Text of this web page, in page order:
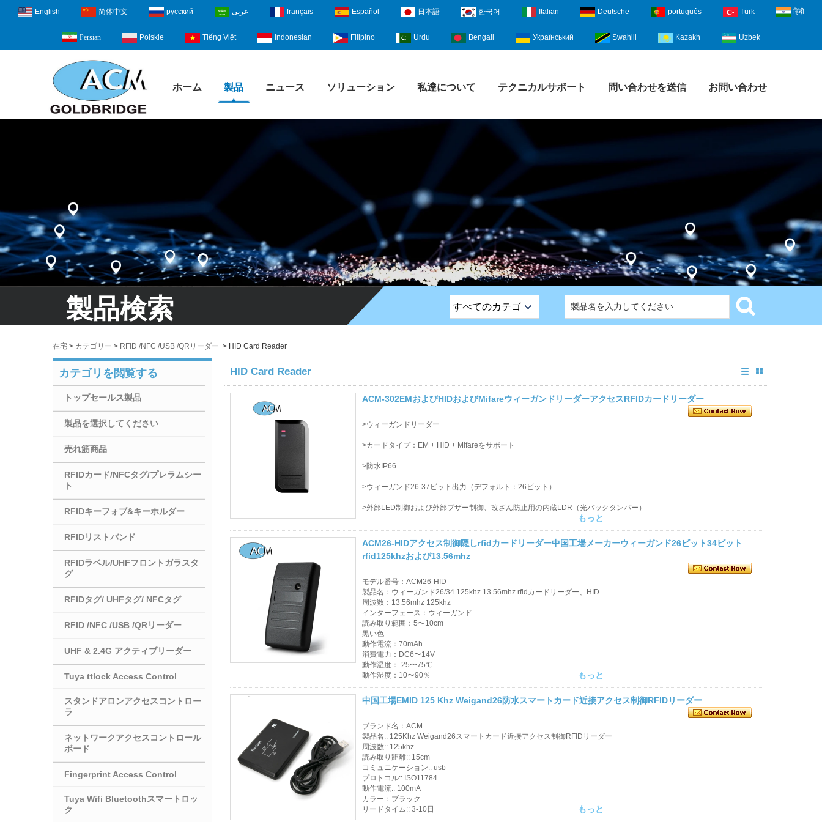
English 简体中文 русский عربى français Español 日本語 한국어 Italian Deutsche português Türk हिंदी
Persian Polskie Tiếng Việt Indonesian Filipino Urdu Bengali Український Swahili Kazakh Uzbek
ホーム 製品 ニュース ソリューション 私達について テクニカルサポート 問い合わせを送信 お問い合わせ
製品検索 すべてのカテゴ
ネットワークカメラ
アクセス制御
アクセス コントロー
ル カード
RFIDカード/NFCタ
RFIDキーフォブ&キ
在宅 > カテゴリー > RFID /NFC /USB /QRリーダー > HID Card Reader
カテゴリを閲覧する
トップセールス製品
製品を選択してください
売れ筋商品
RFIDカード/NFCタグ/プレラムシー
ト
RFIDキーフォブ&キーホルダー
RFIDリストバンド
RFIDラベル/UHFフロントガラスタ
グ
RFIDタグ/ UHFタグ/ NFCタグ
RFID /NFC /USB /QRリーダー
UHF & 2.4G アクティブリーダー
Tuya ttlock Access Control
スタンドアロンアクセスコントロー
ラ
ネットワークアクセスコントロール
ボード
Fingerprint Access Control
Tuya Wifi Bluetoothスマートロッ
ク
HID Card Reader
ACM-302EMおよびHIDおよびMifareウィーガンドリーダーアクセスRFIDカードリーダー
>ウィーガンドリーダー
>カードタイプ：EM + HID + Mifareをサポート
>防水IP66
>ウィーガンド26-37ビット出力（デフォルト：26ビット）
>外部LED制御および外部ブザー制御、改ざん防止用の内蔵LDR（光バックタンパー）
もっと
ACM26-HIDアクセス制御隠しrfidカードリーダー中国工場メーカーウィーガンド26ビット34ビット
rfid125khzおよび13.56mhz
モデル番号：ACM26-HID
製品名：ウィーガンド26/34 125khz.13.56mhz rfidカードリーダー、HID
周波数：13.56mhz 125khz
インターフェース：ウィーガンド
読み取り範囲：5〜10cm
黒い色
動作電流：70mAh
消費電力：DC6〜14V
動作温度：-25〜75℃
動作湿度：10〜90％
もっと
中国工場EMID 125 Khz Weigand26防水スマートカード近接アクセス制御RFIDリーダー
ブランド名：ACM
製品名:: 125Khz Weigand26スマートカード近接アクセス制御RFIDリーダー
周波数:: 125khz
読み取り距離:: 15cm
コミュニケーション:: usb
プロトコル:: ISO11784
動作電流:: 100mA
カラー：ブラック
リードタイム:: 3-10日
もっと